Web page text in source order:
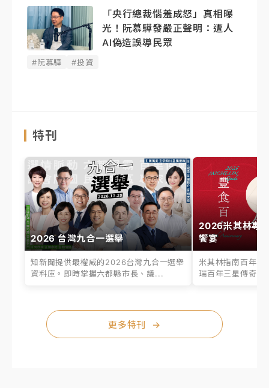
「央行總裁惱羞成怒」真相曝
光！阮慕驊發嚴正聲明： 遭人
AI偽造誤導民眾
#阮慕驊 #投資
特刊
2026 台灣九合一選舉
知新聞提供最權威的2026台灣九合一選舉
資料庫。即時掌握六都縣市長、議...
2026米其林專
饗宴
米其林指南百年之
瑞百年三星傳奇、
更多特刊 →